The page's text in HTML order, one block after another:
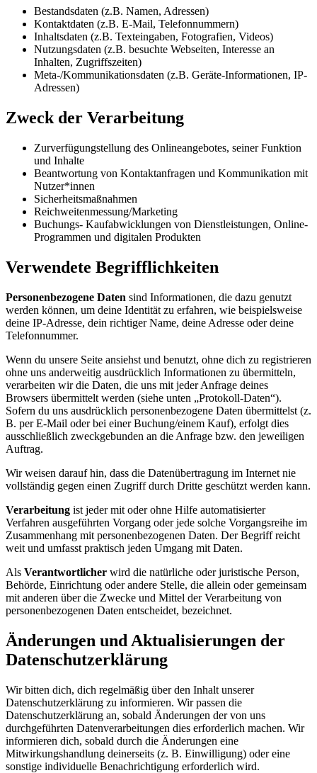
Bestandsdaten (z.B. Namen, Adressen)
Kontaktdaten (z.B. E-Mail, Telefonnummern)
Inhaltsdaten (z.B. Texteingaben, Fotografien, Videos)
Nutzungsdaten (z.B. besuchte Webseiten, Interesse an
Inhalten, Zugriffszeiten)
Meta-/Kommunikationsdaten (z.B. Geräte-Informationen, IP-
Adressen)
Zweck der Verarbeitung
Zurverfügungstellung des Onlineangebotes, seiner Funktion
und Inhalte
Beantwortung von Kontaktanfragen und Kommunikation mit
Nutzer*innen
Sicherheitsmaßnahmen
Reichweitenmessung/Marketing
Buchungs- Kaufabwicklungen von Dienstleistungen, Online-
Programmen und digitalen Produkten
Verwendete Begrifflichkeiten
Personenbezogene Daten sind Informationen, die dazu genutzt
werden können, um deine Identität zu erfahren, wie beispielsweise
deine IP-Adresse, dein richtiger Name, deine Adresse oder deine
Telefonnummer.
Wenn du unsere Seite ansiehst und benutzt, ohne dich zu registrieren
ohne uns anderweitig ausdrücklich Informationen zu übermitteln,
verarbeiten wir die Daten, die uns mit jeder Anfrage deines
Browsers übermittelt werden (siehe unten „Protokoll-Daten“).
Sofern du uns ausdrücklich personenbezogene Daten übermittelst (z.
B. per E-Mail oder bei einer Buchung/einem Kauf), erfolgt dies
ausschließlich zweckgebunden an die Anfrage bzw. den jeweiligen
Auftrag.
Wir weisen darauf hin, dass die Datenübertragung im Internet nie
vollständig gegen einen Zugriff durch Dritte geschützt werden kann.
Verarbeitung ist jeder mit oder ohne Hilfe automatisierter
Verfahren ausgeführten Vorgang oder jede solche Vorgangsreihe im
Zusammenhang mit personenbezogenen Daten. Der Begriff reicht
weit und umfasst praktisch jeden Umgang mit Daten.
Als Verantwortlicher wird die natürliche oder juristische Person,
Behörde, Einrichtung oder andere Stelle, die allein oder gemeinsam
mit anderen über die Zwecke und Mittel der Verarbeitung von
personenbezogenen Daten entscheidet, bezeichnet.
Änderungen und Aktualisierungen der
Datenschutzerklärung
Wir bitten dich, dich regelmäßig über den Inhalt unserer
Datenschutzerklärung zu informieren. Wir passen die
Datenschutzerklärung an, sobald Änderungen der von uns
durchgeführten Datenverarbeitungen dies erforderlich machen. Wir
informieren dich, sobald durch die Änderungen eine
Mitwirkungshandlung deinerseits (z. B. Einwilligung) oder eine
sonstige individuelle Benachrichtigung erforderlich wird.